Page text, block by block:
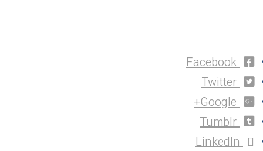
Facebook
Twitter
Google+
Tumblr
LinkedIn